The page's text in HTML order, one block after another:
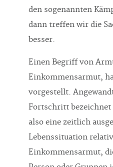
den sogenannten
dann treffen wir die
besser.
Einen Begriff von
Einkommensarmut,
vorgestellt.
Fortschritt bezeichnet
also eine zeitlich
Lebenssituation
Einkommensarmut,